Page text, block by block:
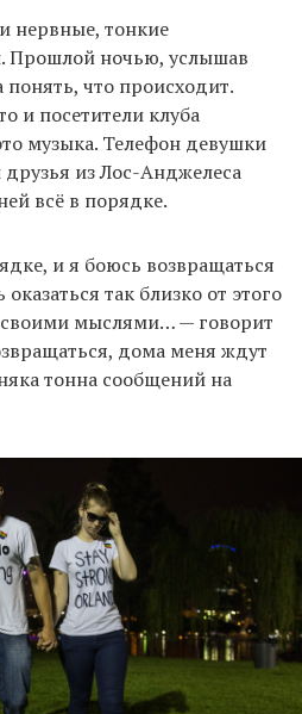
нервные, тонкие
Прошлой ночью, услышав
что происходит.
и посетители клуба
музыка. Телефон девушки
из Лос-Анджелеса
всё в порядке.
и я боюсь возвращаться
так близко от этого
мыслями… — говорит
дома меня ждут
тонна сообщений на